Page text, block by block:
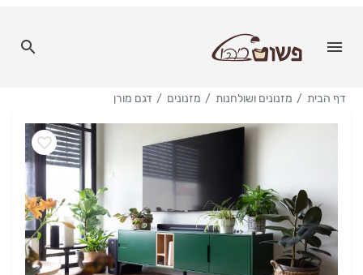
דף הבית מזנונים ושולחנות מזנונים דגם מורן